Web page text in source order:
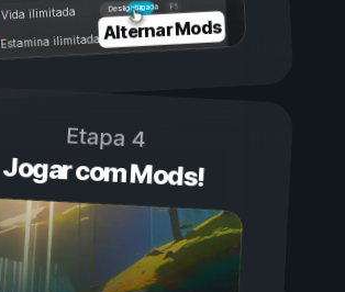
Ligada
Desligada
Vida ilimitada
Estamina ilimitadaAlternar Mods
Etapa 4
Jogar com Mods!